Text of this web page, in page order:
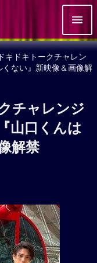
キドキトークチャレン
ない』新映像＆画像解
チャレンジ
山口くんは
解禁